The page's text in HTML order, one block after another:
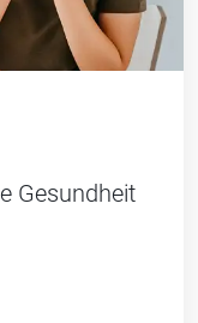
Gesundheit